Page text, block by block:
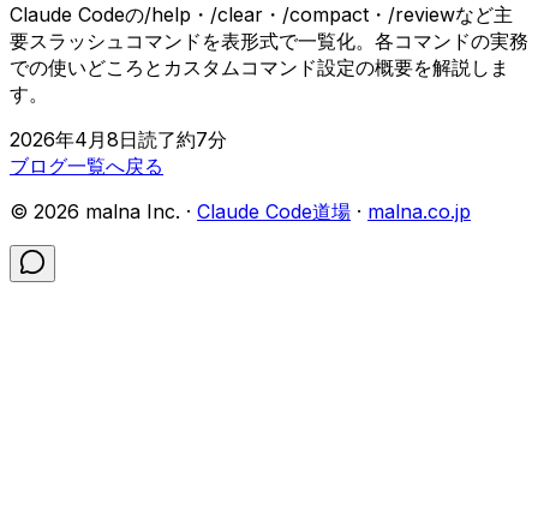
Claude Codeの/help・/clear・/compact・/reviewなど主
要スラッシュコマンドを表形式で一覧化。各コマンドの実務
での使いどころとカスタムコマンド設定の概要を解説しま
す。
2026年4月8日読了約7分
ブログ一覧へ戻る
© 2026 malna Inc. · Claude Code道場 · malna.co.jp